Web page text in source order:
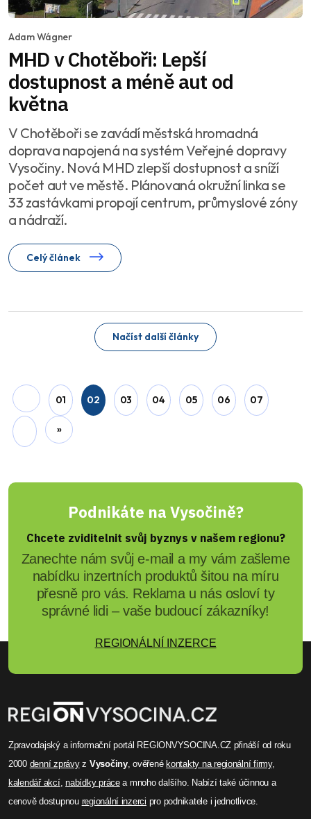
Adam Wágner
MHD v Chotěboři: Lepší
dostupnost a méně aut od
května
V Chotěboři se zavádí městská hromadná
doprava napojená na systém Veřejné dopravy
Vysočiny. Nová MHD zlepší dostupnost a sníží
počet aut ve městě. Plánovaná okružní linka se
33 zastávkami propojí centrum, průmyslové zóny
a nádraží.
Celý článek
Rebeka Schmidt
Česko a Maďarsko společně
pořádají MS v hokeji 2029
Česká republika a Maďarsko plánují společně
pořádat hokejové mistrovství světa v roce 2029.
Brno by hostilo skupinové zápasy v nové
multifunkční aréně. Maďarský hokejový svaz
přijalo. Úspěch projektu závisí na schválení